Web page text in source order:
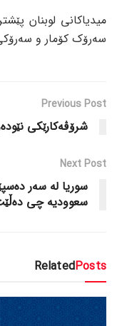
میدیاکانی لوبنان
سەرۆک کۆمار و
Previous Post
شرۆڤەکارێکی
Next Post
سوریا لە سەر
سعوودیە چی
RelatedPosts